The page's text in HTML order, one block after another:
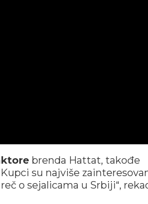
brenda Hattat, takođe
su najviše
o sejalicama u Srbiji“,